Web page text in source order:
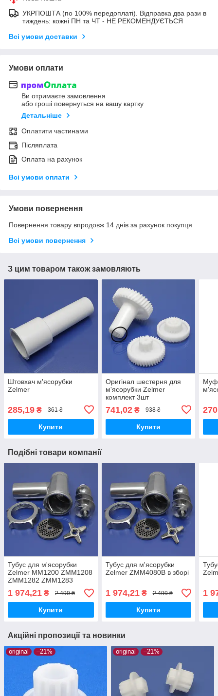
УКРПОШТА (по 100% передоплаті). Відправка два рази в
тиждень: кожні ПН та ЧТ - НЕ РЕКОМЕНДУЄТЬСЯ
Всі умови доставки
Умови оплати
Ви отримаєте замовлення
або гроші повернуться на вашу картку
Детальніше
Оплатити частинами
Післяплата
Оплата на рахунок
Всі умови оплати
Умови повернення
Повернення товару впродовж 14 днів за рахунок покупця
Всі умови повернення
З цим товаром також замовляють
Штовхач м'ясорубки
Zelmer
285,19 ₴ 361 ₴
Купити
Оригінал шестерня для
м'ясорубки Zelmer
комплект 3шт
741,02₴ 938 ₴
Купити
Подібні товари компанії
Тубус для м'ясорубки
Zelmer MM1200 ZMM1208
ZMM1282 ZMM1283
ZMM1284 ZMM1288
ZMM1289 ZMM1298 в
зборі
1 974,21 ₴ 2 499 ₴
Купити
Тубус для м'ясорубки
Zelmer ZMM4080B в зборі
1 974,21₴ 2 499 ₴
Купити
1
Акційні пропозиції та новинки
original –21% original –21%